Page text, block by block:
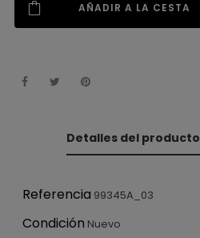
AÑADIR A LA CESTA
Detalles del producto
Referencia 99345A_03
Condición Nuevo